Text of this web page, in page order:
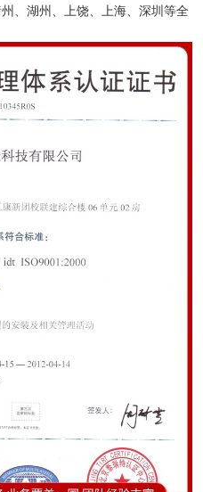
、湖州、上饶、上海、深圳等全